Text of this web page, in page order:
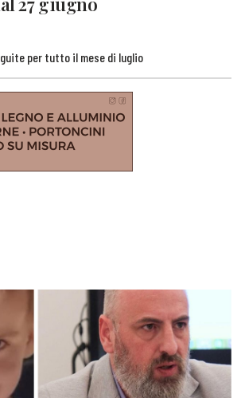
per tutto il mese di luglio